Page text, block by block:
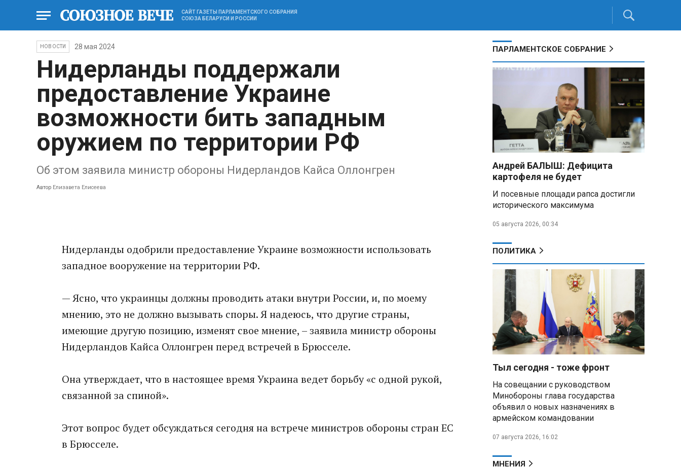
САЙТ ГАЗЕТЫ ПАРЛАМЕНТСКОГО СОБРАНИЯ
СОЮЗА БЕЛАРУСИ И РОССИИ
НОВОСТИ 28 мая 2024
Нидерланды поддержали
предоставление Украине
возможности бить западным
оружием по территории РФ
Об этом заявила министр обороны Нидерландов Кайса Оллонгрен
Автор Елизавета Елисеева
Нидерланды одобрили предоставление Украине возможности использовать
западное вооружение на территории РФ.
— Ясно, что украинцы должны проводить атаки внутри России, и, по моему
мнению, это не должно вызывать споры. Я надеюсь, что другие страны,
имеющие другую позицию, изменят свое мнение, – заявила министр обороны
Нидерландов Кайса Оллонгрен перед встречей в Брюсселе.
Она утверждает, что в настоящее время Украина ведет борьбу «с одной рукой,
связанной за спиной».
Этот вопрос будет обсуждаться сегодня на встрече министров обороны стран ЕС
в Брюсселе.
ПАРЛАМЕНТСКОЕ СОБРАНИЕ
Андрей БАЛЫШ: Дефицита
картофеля не будет
И посевные площади рапса достигли
исторического максимума
05 августа 2026, 00:34
ПОЛИТИКА
Тыл сегодня - тоже фронт
На совещании с руководством
Минобороны глава государства
объявил о новых назначениях в
армейском командовании
07 августа 2026, 16:02
МНЕНИЯ